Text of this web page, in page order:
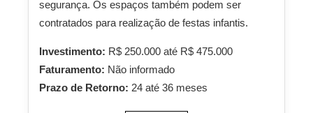
segurança. Os espaços também podem ser
contratados para realização de festas infantis.
Investimento: R$ 250.000 até R$ 475.000
Faturamento: Não informado
Prazo de Retorno: 24 até 36 meses